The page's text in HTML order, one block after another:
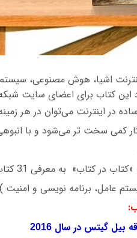
اشیا، هوش مصنوعی،
این کتاب برای اعضای سایت
در اینترنت می‌توان در هر
کمی سخت تر می‌شود و با
در
عامل، برنامه نویسی و امنیت )
بیل گیتس در سال 2016